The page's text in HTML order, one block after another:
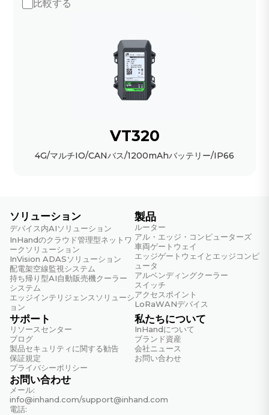
比較する
VT320
4G/マルチIO/CANバス/1200mAhバッテリー/IP66
ソリューション
デバイス内AIソリューション
InHandのクラウド管理型ネットワ
ークソリューション
InVision ADASソリューション
配電架空線監視システム
持ち帰り型AI自動販売機クーラー
システム
エッジインテリジェンスソリューシ
ョン
製品
ルーター
アル・エッジ・コンピューターズ
車両ゲートウェイ
エッジゲートウェイとエッジコンピ
ュータ
アルベンディングクーラー
スイッチ
アクセスポイント
LoRaWANデバイス
サポート
リソースセンター
ブログ
製品セキュリティに関する勧告
保証規定
プライバシーポリシー
私たちについて
InHandについて
ブランド資産
会社ニュース
お問い合わせ
お問い合わせ
メール:
info@inhand.com/support@inhand.com
電話: